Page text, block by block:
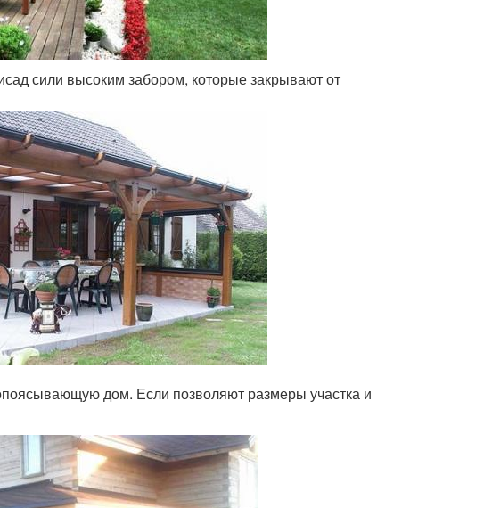
сили высоким забором, которые закрывают от
дом. Если позволяют размеры участка и